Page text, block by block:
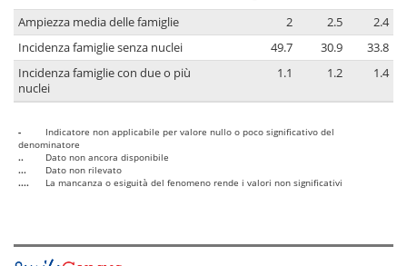
Ampiezza media delle famiglie 2 2.5
2.4
Incidenza famiglie senza nuclei
49.7 30.9
33.8
Incidenza famiglie con due o più
nuclei
1.1 1.2 1.4
-
Indicatore non applicabile per valore nullo o poco significativo del
denominatore
..
Dato non ancora disponibile
...
Dato non rilevato
....
La mancanza o esiguità del fenomeno rende i valori non significativi